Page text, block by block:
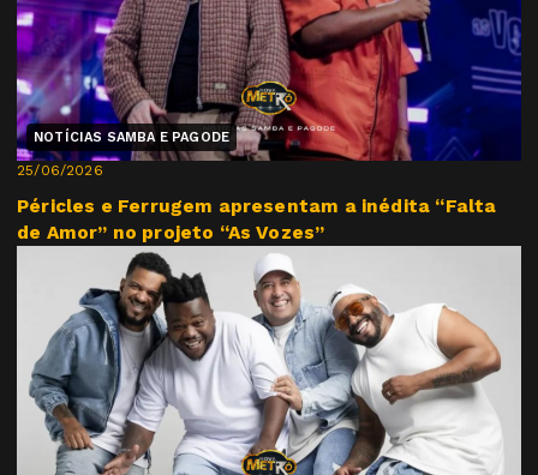
NOTÍCIAS SAMBA E PAGODE
25/06/2026
Péricles e Ferrugem apresentam a inédita “Falta
de Amor” no projeto “As Vozes”